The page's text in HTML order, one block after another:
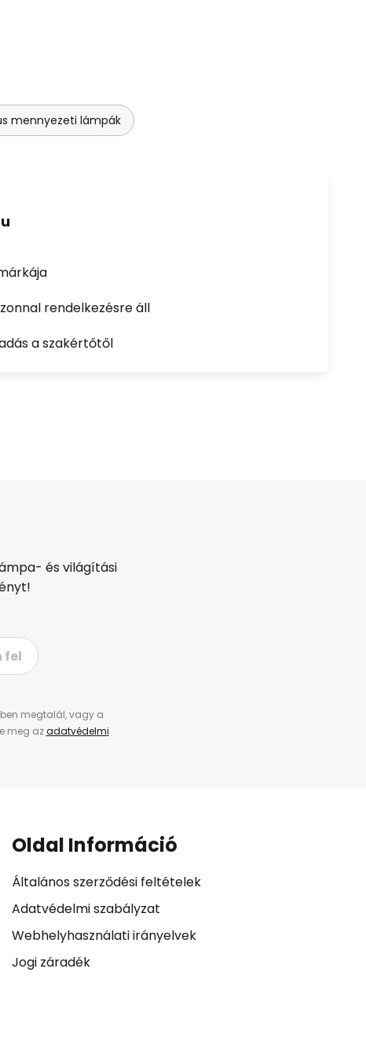
mennyezeti lámpák
rendelkezésre áll
a szakértőtől
és világítási
fel
megtalál, vagy a
meg azadatvédelmi
Oldal Információ
Általános szerződési feltételek
Adatvédelmi szabályzat
Webhelyhasználati irányelvek
Jogi záradék